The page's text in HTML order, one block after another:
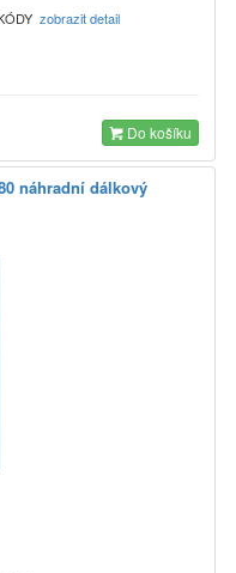
zobrazit detail
Do košíku
náhradní dálkový